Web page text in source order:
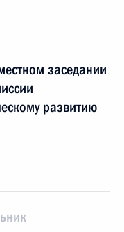
заседании
развитию